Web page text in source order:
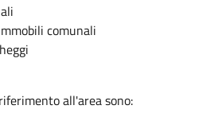
comunali
all'area sono: